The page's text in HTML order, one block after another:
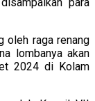
oleh raga renang
lombanya akan
2024 di Kolam